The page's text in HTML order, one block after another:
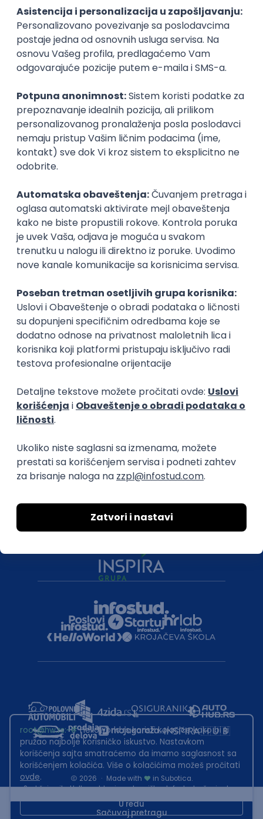
Sačuvaj pretragu
Najnoviji poslovi svakog dana u tvom
inboxu
Prijavi se
KONKURIŠI MEĐU PRVIMA
Technical Artist
IGT D&B d.o.o.
3.7
Beograd | Hibrid
Intermediate
transparentnost domaćeg IT tržišta rada i
efikasno spajamo kandidate i poslodavce.
O nama
Za poslodavce
Politika privatnosti
Uklonjeni profili poslodavaca
Druželjubivi smo!
2026 · Made with
in Subotica.
Sadržaj sajta Helloworld.rs je u vlasništvu Infostud rešenja d.o.o.
This site is protected by reCAPTCHA and the GooglePrivacy Policyand
root@hw.rs:~#Helloworld.rs koristi kolačiće kako bi ti
pružao najbolje korisničko iskustvo. Nastavkom
korišćenja sajta smatraćemo da imamo saglasnost sa
korišćenjem kolačića. Više o kolačićima možeš pročitati
ovde.
U redu